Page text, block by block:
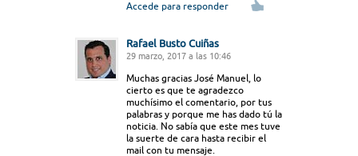
Accede para responder
Rafael Busto Cuiñas
29 marzo, 2017 a las 10:46
Muchas gracias José Manuel, lo
cierto es que te agradezco
muchísimo el comentario, por tus
palabras y porque me has dado tú la
noticia. No sabía que este mes tuve
la suerte de cara hasta recibir el
mail con tu mensaje.